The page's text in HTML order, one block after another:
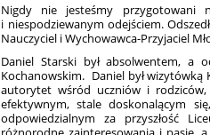
Nigdy nie jesteśmy przygotowani
i niespodziewanym odejściem.
Nauczyciel i Wychowawca-Przyjaciel
Daniel Starski był absolwentem, a
Kochanowskim. Daniel był wizytówką
autorytet wśród uczniów i rodziców,
efektywnym, stale doskonalącym
odpowiedzialnym za przyszłość